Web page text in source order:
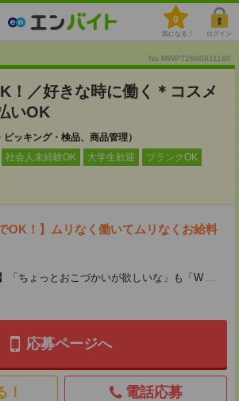
0
気になる！ ログイン
No.MWPT2690811180
！／好きな時に働く＊コスメ
いOK
ッキング・検品、商品管理）
社会人未経験OK 大学生歓迎 ブランクOK
OK！】ムリなく働いてムリなくお給料
「ちょっとおこづかいが欲しいな」も「W ...
応募ページへ
！ 電話応募